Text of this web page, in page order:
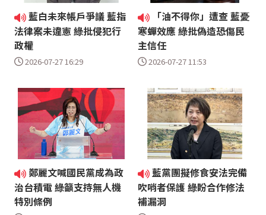
藍白未來帳戶爭議 藍指
法律案未違憲 綠批侵犯行
政權
2026-07-27 16:29
「油不得你」遭查 藍憂
寒蟬效應 綠批偽造恐傷民
主信任
2026-07-27 11:53
鄭麗文喊國民黨成為政
治台積電 綠籲支持無人機
特別條例
藍黨團擬修食安法完備
吹哨者保護 綠盼合作修法
補漏洞